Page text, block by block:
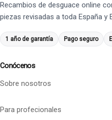
Recambios de desguace online
piezas revisadas a toda España y
1 año de garantía Pago seguro
Conócenos
Sobre nosotros
Para profecionales